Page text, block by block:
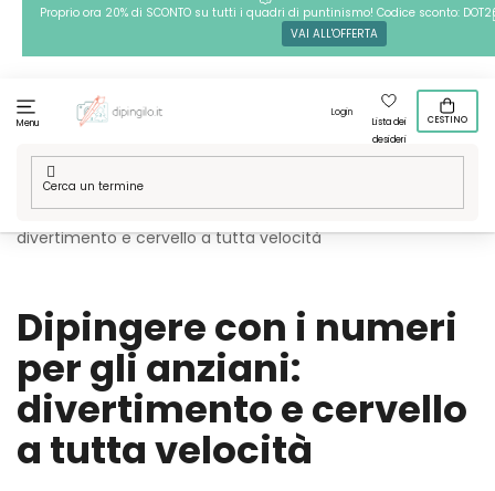
PassaProprio ora 20% di SCONTO su tutti i quadri di puntinismo! Codice sconto:
VAI ALL'OFFERTA
Menu
Login
Lista dei
desideri
CESTINO
Casa
/ Blog / Dipingere con i numeri per gli anziani:
divertimento e cervello a tutta velocità
Dipingere con i numeri
per gli anziani:
divertimento e cervello
a tutta velocità